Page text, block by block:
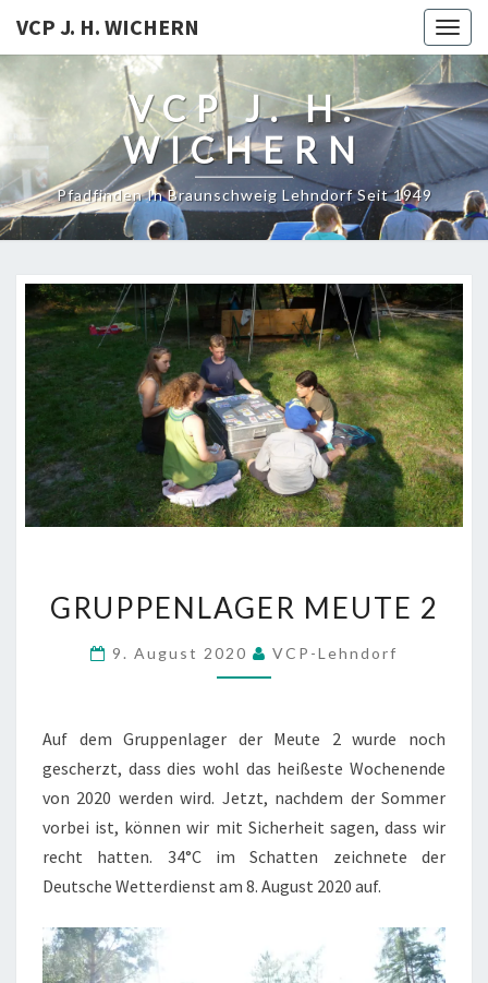
VCP J. H. WICHERN
VCP J. H.
WICHERN
Pfadfinden In Braunschweig Lehndorf Seit 1949
MEUTE
GRUPPENLAGER MEUTE 2
9. August 2020 VCP-Lehndorf
Auf dem Gruppenlager der Meute 2 wurde noch
gescherzt, dass dies wohl das heißeste Wochenende
von 2020 werden wird. Jetzt, nachdem der Sommer
vorbei ist, können wir mit Sicherheit sagen, dass wir
recht hatten. 34°C im Schatten zeichnete der
Deutsche Wetterdienst am 8. August 2020 auf.